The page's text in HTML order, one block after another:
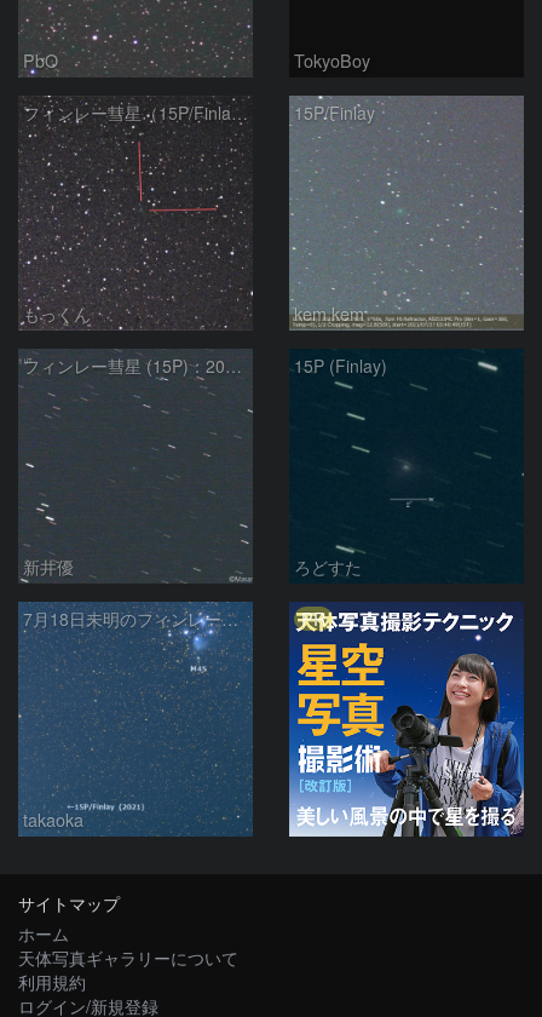
PbO TokyoBoy
フィンレー彗星（15P/Finlay）
もっくん
15P/Finlay
kem.kem
フィンレー彗星 (15P)：2021/07/19
新井優
15P (Finlay)
ろどすた
7月18日未明のフィンレー彗星とプレアデス星団
takaoka
PR
サイトマップ
ホーム
天体写真ギャラリーについて
利用規約
ログイン/新規登録